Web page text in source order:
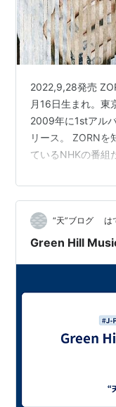
2022,9,28発売
月16日生まれ。東
2009年に1stアル
リース。 ZORNを
ているNHKの番組
後10:45〜午後
戦火の時代。“今”
か･･･」 ラッパー
リックにしてラッ
“天”ブログ は
Green Hill